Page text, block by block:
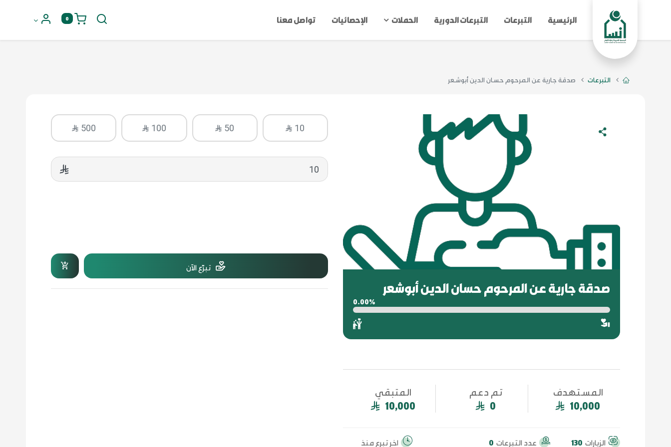
الرئيسية التبرعات التبرعات الدورية الحملات الإحصائيات تواصل معنا 0
التبرعات صدقة جارية عن المرحوم حسان الدين أبوشعر
صدقة جارية عن المرحوم حسان الدين أبوشعر
0.00%
المستهدف
10,000
تم دعم
0
المتبقي
10,000
الزيارات 130 عدد التبرعات 0 اخر تبرع منذ
10
50
100
500
تبرّع الآن